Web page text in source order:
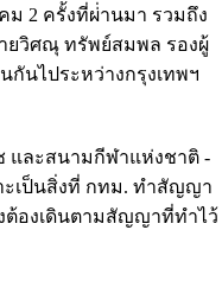
ม 2 ครั้งที่ผ่่านมา รวมถึง
ยวิศณุ ทรัพย์สมพล รองผู้
นไประหว่างกรุงเทพฯ
และสนามกีฬาแห่งชาติ -
เป็นสิ่งที่ กทม. ทำสัญญา
ต้องเดินตามสัญญาที่ทำไว้